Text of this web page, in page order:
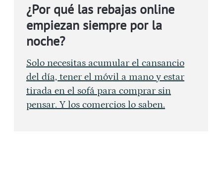
¿Por qué las rebajas online
empiezan siempre por la
noche?
Solo necesitas acumular el cansancio
del día, tener el móvil a mano y estar
tirada en el sofá para comprar sin
pensar. Y los comercios lo saben.